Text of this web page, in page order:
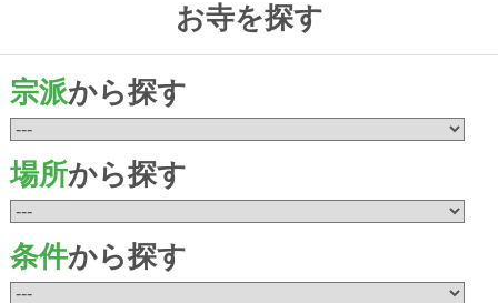
お寺を探す
宗派から探す
場所から探す
条件から探す